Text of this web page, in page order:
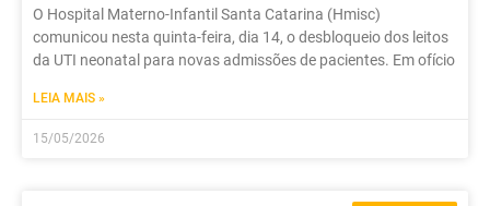
O Hospital Materno-Infantil Santa Catarina (Hmisc)
comunicou nesta quinta-feira, dia 14, o desbloqueio dos leitos
da UTI neonatal para novas admissões de pacientes. Em ofício
LEIA MAIS »
15/05/2026